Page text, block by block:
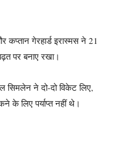
गेरहार्ड इरास्मस ने 21
पर बनाए रखा।
सिमलेन ने दो-दो विकेट लिए,
के लिए पर्याप्त नहीं थे।